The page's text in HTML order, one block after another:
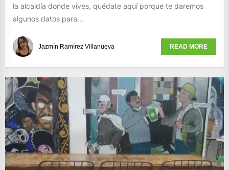
la alcaldía donde vives, quédate aquí porque te daremos
algunos datos para...
Jazmín Ramírez Villanueva READ MORE